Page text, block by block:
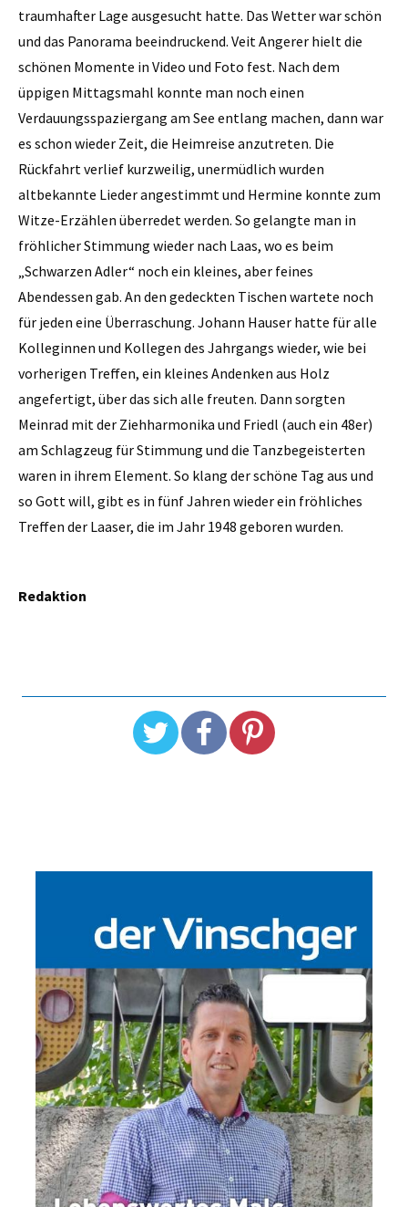
traumhafter Lage ausgesucht hatte. Das Wetter war schön
und das Panorama beeindruckend. Veit Angerer hielt die
schönen Momente in Video und Foto fest. Nach dem
üppigen Mittagsmahl konnte man noch einen
Verdauungsspaziergang am See entlang machen, dann war
es schon wieder Zeit, die Heimreise anzutreten. Die
Rückfahrt verlief kurzweilig, unermüdlich wurden
altbekannte Lieder angestimmt und Hermine konnte zum
Witze-Erzählen überredet werden. So gelangte man in
fröhlicher Stimmung wieder nach Laas, wo es beim
„Schwarzen Adler“ noch ein kleines, aber feines
Abendessen gab. An den gedeckten Tischen wartete noch
für jeden eine Überraschung. Johann Hauser hatte für alle
Kolleginnen und Kollegen des Jahrgangs wieder, wie bei
vorherigen Treffen, ein kleines Andenken aus Holz
angefertigt, über das sich alle freuten. Dann sorgten
Meinrad mit der Ziehharmonika und Friedl (auch ein 48er)
am Schlagzeug für Stimmung und die Tanzbegeisterten
waren in ihrem Element. So klang der schöne Tag aus und
so Gott will, gibt es in fünf Jahren wieder ein fröhliches
Treffen der Laaser, die im Jahr 1948 geboren wurden.
Redaktion